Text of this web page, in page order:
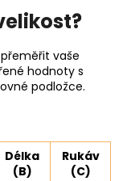
vaše
hodnoty s
podložce.
Délka
(B)
Rukáv
(C)